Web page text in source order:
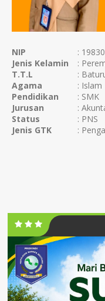
NIP
:
Jenis Kelamin
:
T.T.L
:
Agama
: Islam
Pendidikan
: SMK
Jurusan
:
Status
: PNS
Jenis GTK
: